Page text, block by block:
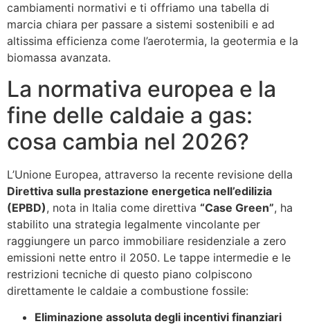
cambiamenti normativi e ti offriamo una tabella di
marcia chiara per passare a sistemi sostenibili e ad
altissima efficienza come l’aerotermia, la geotermia e la
biomassa avanzata.
La normativa europea e la
fine delle caldaie a gas:
cosa cambia nel 2026?
L’Unione Europea, attraverso la recente revisione della
Direttiva sulla prestazione energetica nell’edilizia
(EPBD), nota in Italia come direttiva “Case Green”, ha
stabilito una strategia legalmente vincolante per
raggiungere un parco immobiliare residenziale a zero
emissioni nette entro il 2050. Le tappe intermedie e le
restrizioni tecniche di questo piano colpiscono
direttamente le caldaie a combustione fossile:
Eliminazione assoluta degli incentivi finanziari